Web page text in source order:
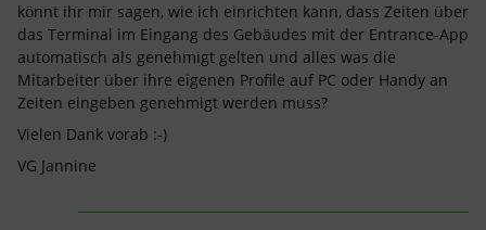
könnt ihr mir sagen, wie ich einrichten kann, dass Zeiten über
das Terminal im Eingang des Gebäudes mit der Entrance-App
automatisch als genehmigt gelten und alles was die
Mitarbeiter über ihre eigenen Profile auf PC oder Handy an
Zeiten eingeben genehmigt werden muss?
Vielen Dank vorab :-)
VG Jannine